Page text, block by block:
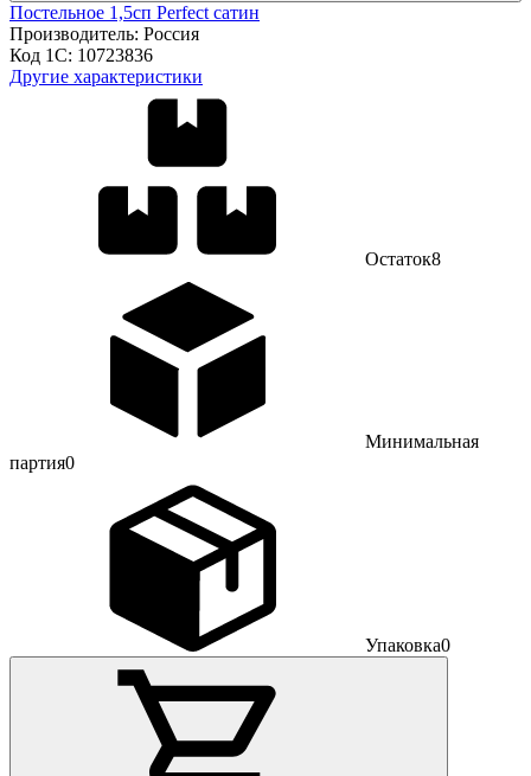
Постельное 1,5сп Perfect сатин
Производитель: Россия
Код 1С: 10723836
Другие характеристики
Остаток8
Минимальная
партия0
Упаковка0